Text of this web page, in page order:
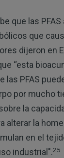
que las
que
dijeron en
“esta
las PFAS
por mucho
la
alterar la
en el
industrial".25